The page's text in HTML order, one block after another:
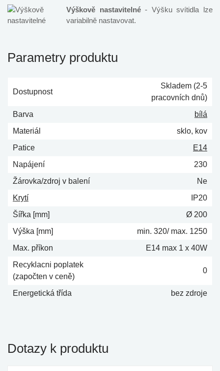
Výškově nastavitelné- Výšku svítidla lze
variabilně nastavovat.
Parametry produktu
Dostupnost
Skladem (2-5
pracovních dnů)
Barva
bílá
Materiál
sklo, kov
Patice
E14
Napájení
230
Žárovka/zdroj v balení
Ne
Krytí
IP20
Šířka [mm]
Ø 200
Výška [mm]
min. 320/ max. 1250
Max. příkon
E14 max 1 x 40W
Recyklacni poplatek
(započten v ceně)
0
Energetická třída bez zdroje
Dotazy k produktu